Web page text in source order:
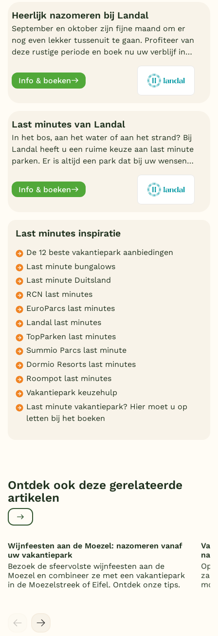
Heerlijk nazomeren bij Landal
September en oktober zijn fijne maand om er
nog even lekker tussenuit te gaan. Profiteer van
deze rustige periode en boek nu uw verblijf in
Info & boeken
Last minutes van Landal
In het bos, aan het water of aan het strand? Bij
Landal heeft u een ruime keuze aan last minute
parken. Er is altijd een park dat bij uw wensen
online.
Info & boeken
Last minutes inspiratie
De 12 beste vakantiepark aanbiedingen
Last minute bungalows
Last minute Duitsland
RCN last minutes
EuroParcs last minutes
Landal last minutes
TopParken last minutes
Summio Parcs last minute
Dormio Resorts last minutes
Roompot last minutes
Vakantiepark keuzehulp
Last minute vakantiepark? Hier moet u op
letten bij het boeken
Ontdek ook deze gerelateerde
artikelen
Wijnfeesten aan de Moezel: nazomeren vanaf
uw vakantiepark
Bezoek de sfeervolste wijnfeesten aan de
Moezel en combineer ze met een vakantiepark
in de Moezelstreek of Eifel. Ontdek onze tips.
Op